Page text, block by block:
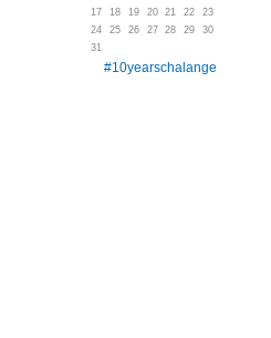
17
18 19 20 21 22
23
24
25 26 27 28 29
30
31
#10yearschalange